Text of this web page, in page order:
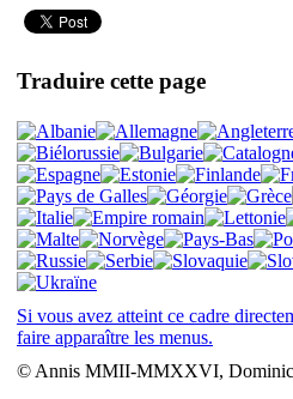
Traduire cette page
Si vous avez atteint ce cadre
faire apparaître les menus.
© Annis MMII-MMXXVI,